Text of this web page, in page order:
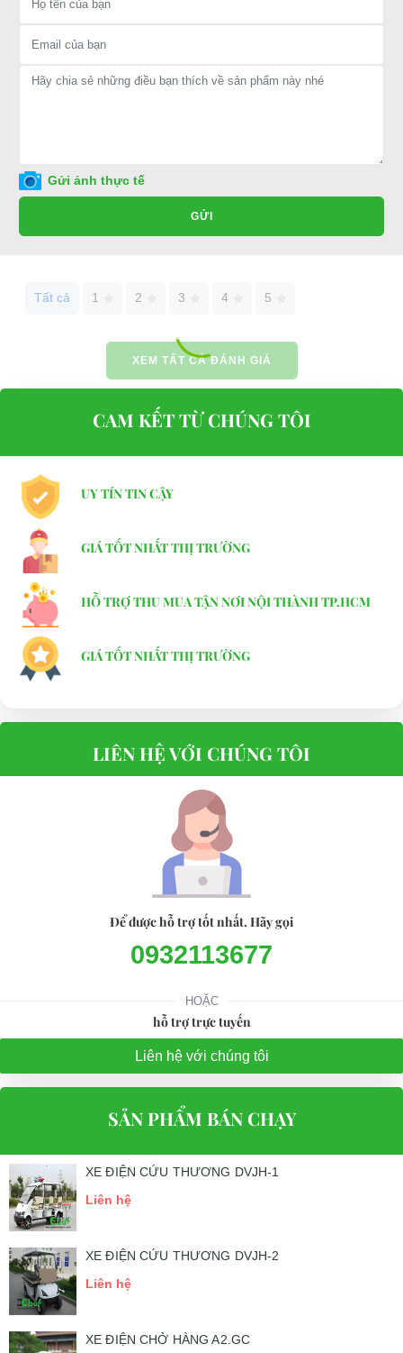
Hân hạnh được phục vụ mọi người
thọ cho xe hoặc có vấn đề gì cần được hỗ trợ, quý khách vui
Đại Cường
Địa chỉ: 49/9 Nhị Bình 16, Hóc Môn, TP.HCM
Website: xediendulich.com
phutungxegolf.com
Gửi ảnh thực tế
GỬI
Tất cả 1 2 3 4 5
XEM TẤT CẢ ĐÁNH GIÁ
CAM KẾT TỪ CHÚNG TÔI
UY TÍN TIN CẬY
GIÁ TỐT NHẤT THỊ TRƯỜNG
HỖ TRỢ THU MUA TẬN NƠI NỘI THÀNH TP.HCM
GIÁ TỐT NHẤT THỊ TRƯỜNG
LIÊN HỆ VỚI CHÚNG TÔI
Để được hỗ trợ tốt nhất. Hãy gọi
0932113677
HOẶC
hỗ trợ trực tuyến
Liên hệ với chúng tôi
SẢN PHẨM BÁN CHẠY
XE ĐIỆN CỨU THƯƠNG DVJH-1
Liên hệ
XE ĐIỆN CỨU THƯƠNG DVJH-2
Liên hệ
XE ĐIỆN CHỞ HÀNG A2.GC